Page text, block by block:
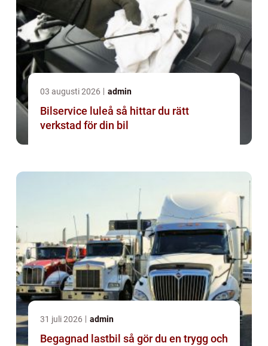
03 augusti 2026 admin
Bilservice luleå så hittar du rätt
verkstad för din bil
31 juli 2026 admin
Begagnad lastbil så gör du en trygg och